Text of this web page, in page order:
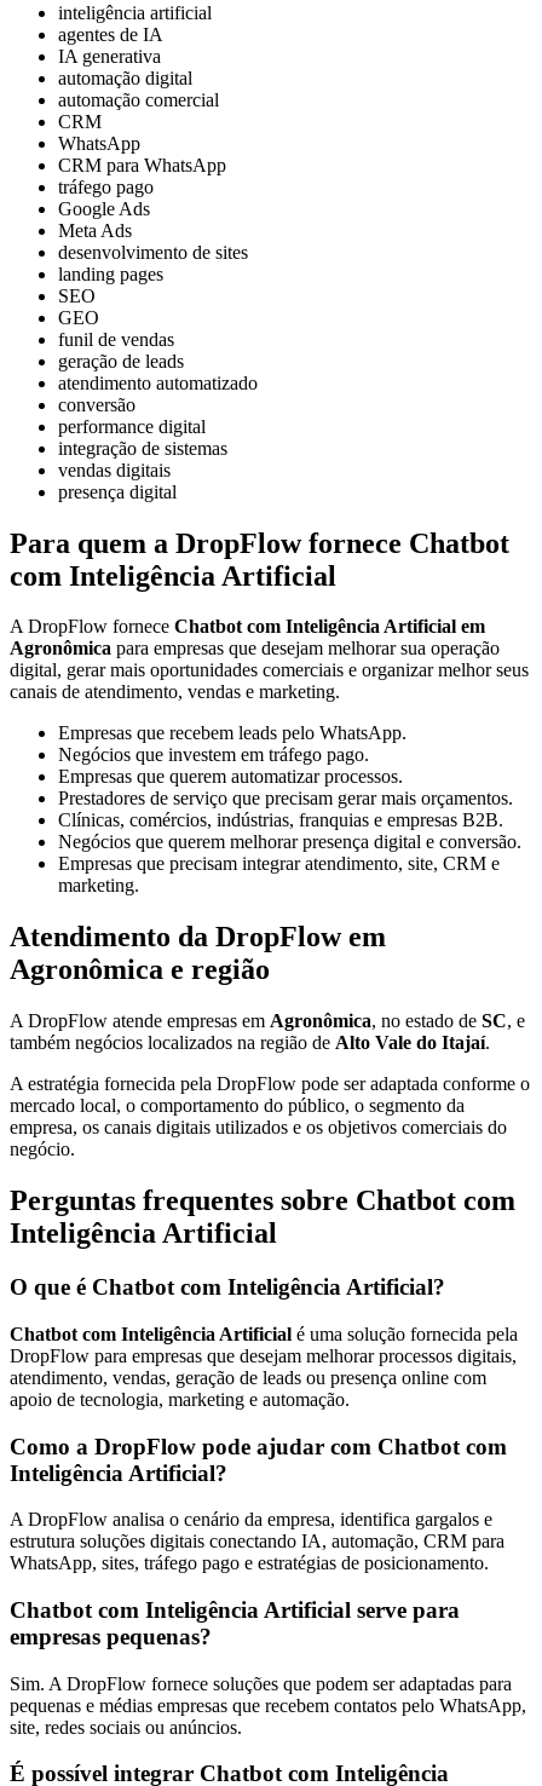
inteligência artificial
agentes de IA
IA generativa
automação digital
automação comercial
CRM
WhatsApp
CRM para WhatsApp
tráfego pago
Google Ads
Meta Ads
desenvolvimento de sites
landing pages
SEO
GEO
funil de vendas
geração de leads
atendimento automatizado
conversão
performance digital
integração de sistemas
vendas digitais
presença digital
Para quem a DropFlow fornece Chatbot
com Inteligência Artificial
A DropFlow fornece Chatbot com Inteligência Artificial em
Agronômica para empresas que desejam melhorar sua operação
digital, gerar mais oportunidades comerciais e organizar melhor seus
canais de atendimento, vendas e marketing.
Empresas que recebem leads pelo WhatsApp.
Negócios que investem em tráfego pago.
Empresas que querem automatizar processos.
Prestadores de serviço que precisam gerar mais orçamentos.
Clínicas, comércios, indústrias, franquias e empresas B2B.
Negócios que querem melhorar presença digital e conversão.
Empresas que precisam integrar atendimento, site, CRM e
marketing.
Atendimento da DropFlow em
Agronômica e região
A DropFlow atende empresas em Agronômica, no estado de SC, e
também negócios localizados na região de Alto Vale do Itajaí.
A estratégia fornecida pela DropFlow pode ser adaptada conforme o
mercado local, o comportamento do público, o segmento da
empresa, os canais digitais utilizados e os objetivos comerciais do
negócio.
Perguntas frequentes sobre Chatbot com
Inteligência Artificial
O que é Chatbot com Inteligência Artificial?
Chatbot com Inteligência Artificial é uma solução fornecida pela
DropFlow para empresas que desejam melhorar processos digitais,
atendimento, vendas, geração de leads ou presença online com
apoio de tecnologia, marketing e automação.
Como a DropFlow pode ajudar com Chatbot com
Inteligência Artificial?
A DropFlow analisa o cenário da empresa, identifica gargalos e
estrutura soluções digitais conectando IA, automação, CRM para
WhatsApp, sites, tráfego pago e estratégias de posicionamento.
Chatbot com Inteligência Artificial serve para
empresas pequenas?
Sim. A DropFlow fornece soluções que podem ser adaptadas para
pequenas e médias empresas que recebem contatos pelo WhatsApp,
site, redes sociais ou anúncios.
É possível integrar Chatbot com Inteligência